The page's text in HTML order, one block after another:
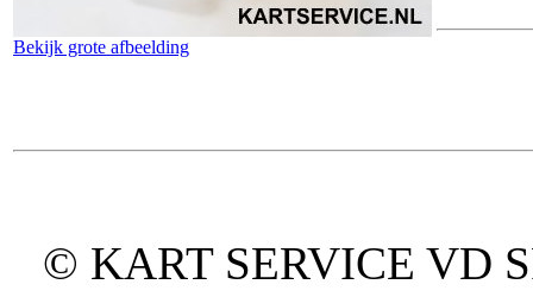
Bekijk grote afbeelding
© KART SERVICE VD